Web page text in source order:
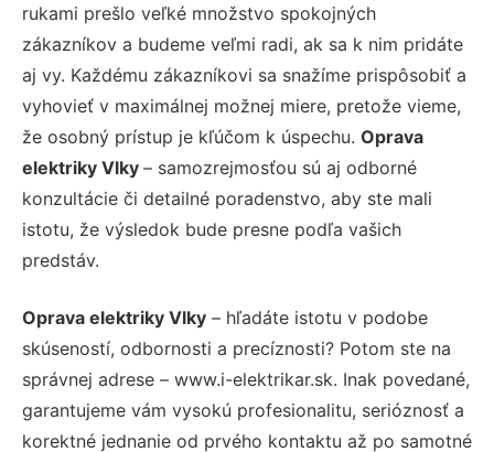
rukami prešlo veľké množstvo spokojných
zákazníkov a budeme veľmi radi, ak sa k nim pridáte
aj vy. Každému zákazníkovi sa snažíme prispôsobiť a
vyhovieť v maximálnej možnej miere, pretože vieme,
že osobný prístup je kľúčom k úspechu. Oprava
elektriky Vlky – samozrejmosťou sú aj odborné
konzultácie či detailné poradenstvo, aby ste mali
istotu, že výsledok bude presne podľa vašich
predstáv.
Oprava elektriky Vlky – hľadáte istotu v podobe
skúseností, odbornosti a precíznosti? Potom ste na
správnej adrese – www.i-elektrikar.sk. Inak povedané,
garantujeme vám vysokú profesionalitu, serióznosť a
korektné jednanie od prvého kontaktu až po samotné